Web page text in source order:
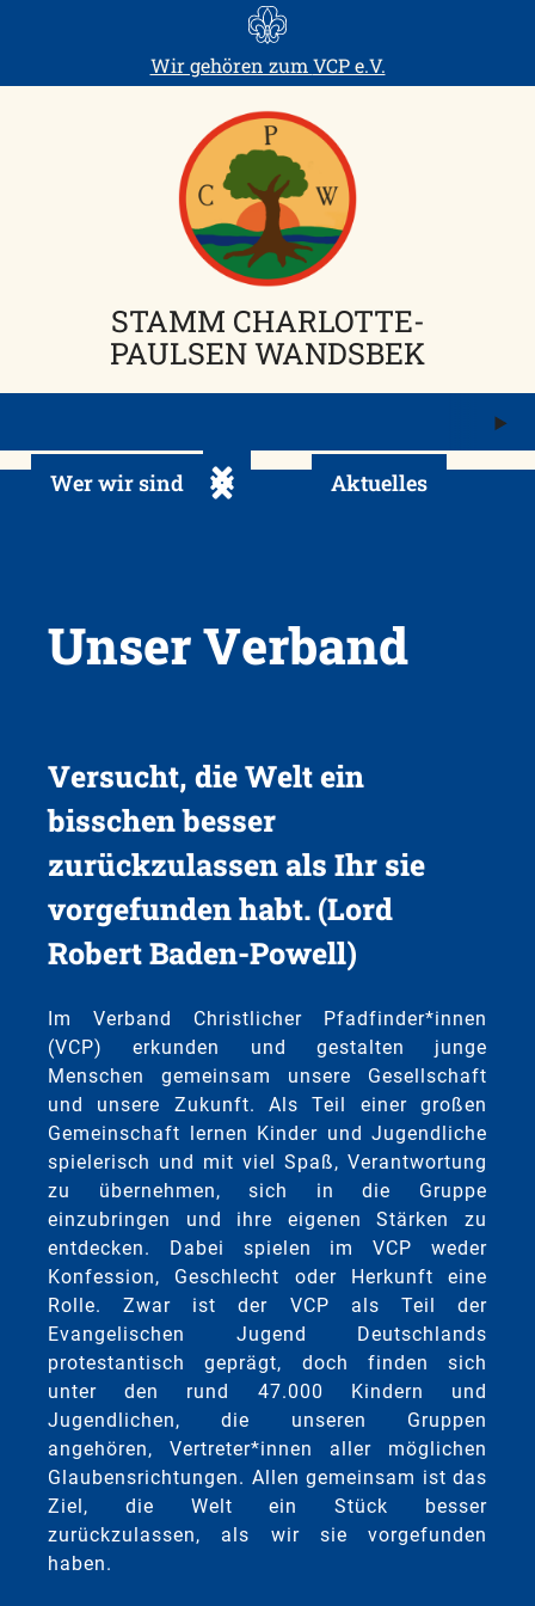
Wir gehören zum VCP e.V.
STAMM CHARLOTTE-
PAULSEN WANDSBEK
Wer wir sind Untermenü ein-/ausklappen
Aktuelles
Unser Verband
Versucht, die Welt ein
bisschen besser
zurückzulassen als Ihr sie
vorgefunden habt. (Lord
Robert Baden-Powell)
Im Verband Christlicher Pfadfinder*innen
(VCP) erkunden und gestalten junge
Menschen gemeinsam unsere Gesellschaft
und unsere Zukunft. Als Teil einer großen
Gemeinschaft lernen Kinder und Jugendliche
spielerisch und mit viel Spaß, Verantwortung
zu übernehmen, sich in die Gruppe
einzubringen und ihre eigenen Stärken zu
entdecken. Dabei spielen im VCP weder
Konfession, Geschlecht oder Herkunft eine
Rolle. Zwar ist der VCP als Teil der
Evangelischen Jugend Deutschlands
protestantisch geprägt, doch finden sich
unter den rund 47.000 Kindern und
Jugendlichen, die unseren Gruppen
angehören, Vertreter*innen aller möglichen
Glaubensrichtungen. Allen gemeinsam ist das
Ziel, die Welt ein Stück besser
zurückzulassen, als wir sie vorgefunden
haben.